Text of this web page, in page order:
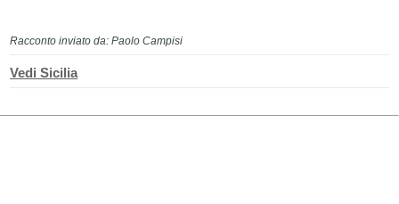
Racconto inviato da: Paolo Campisi
Vedi Sicilia